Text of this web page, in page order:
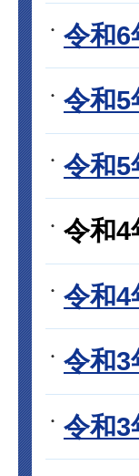
令和6
令和5
令和5
令和4
令和4
令和3
令和3